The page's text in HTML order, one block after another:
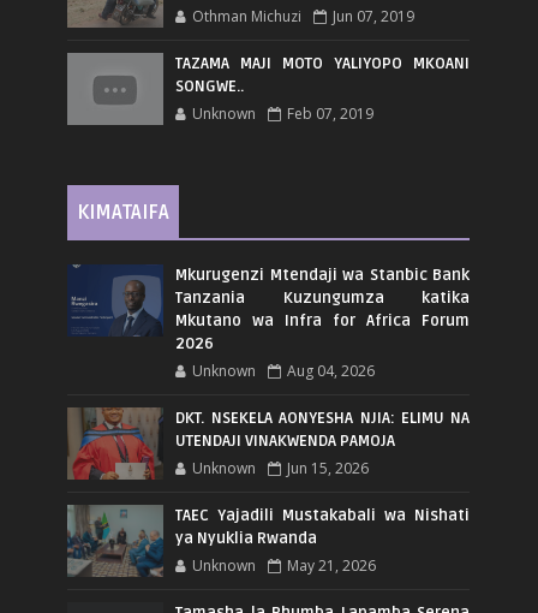
Othman Michuzi Jun 07, 2019
TAZAMA MAJI MOTO YALIYOPO MKOANI
SONGWE..
Unknown Feb 07, 2019
KIMATAIFA
Mkurugenzi Mtendaji wa Stanbic Bank
Tanzania Kuzungumza katika
Mkutano wa Infra for Africa Forum
2026
Unknown Aug 04, 2026
DKT. NSEKELA AONYESHA NJIA: ELIMU NA
UTENDAJI VINAKWENDA PAMOJA
Unknown Jun 15, 2026
TAEC Yajadili Mustakabali wa Nishati
ya Nyuklia Rwanda
Unknown May 21, 2026